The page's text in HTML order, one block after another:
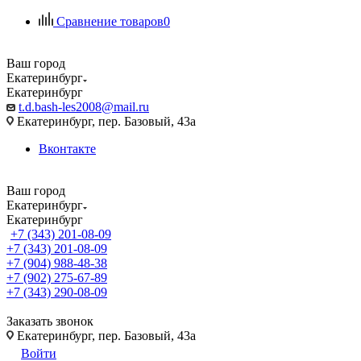
Сравнение товаров0
Ваш город
Екатеринбург
Екатеринбург
t.d.bash-les2008@mail.ru
Екатеринбург, пер. Базовый, 43а
Вконтакте
Ваш город
Екатеринбург
Екатеринбург
+7 (343) 201-08-09
+7 (343) 201-08-09
+7 (904) 988-48-38
+7 (902) 275-67-89
+7 (343) 290-08-09
Заказать звонок
Екатеринбург, пер. Базовый, 43а
Войти